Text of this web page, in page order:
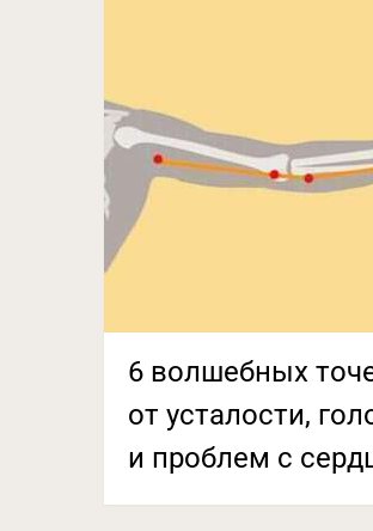
6 волшебных
от усталости,
и проблем с